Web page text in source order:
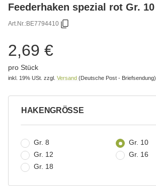
Feederhaken spezial rot Gr. 10
Art.Nr.:BE7794410
2,69 €
pro Stück
inkl. 19% USt. zzgl. Versand (Deutsche Post - Briefsendung)
HAKENGRÖSSE
Gr. 8
Gr. 10
Gr. 12
Gr. 16
Gr. 18